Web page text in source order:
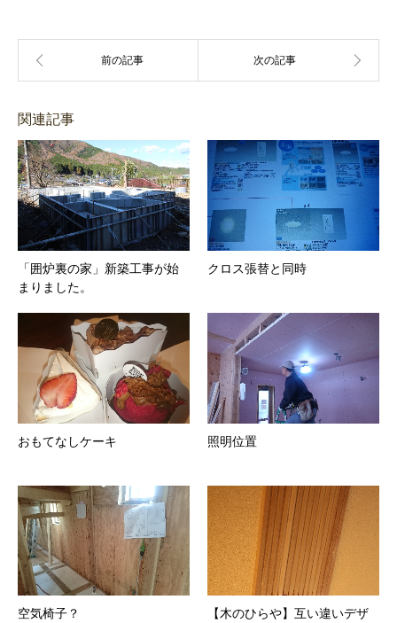
関連記事
「囲炉裏の家」新築工事が始
まりました。
クロス張替と同時
おもてなしケーキ 照明位置
空気椅子？ 【木のひらや】互い違いデザ